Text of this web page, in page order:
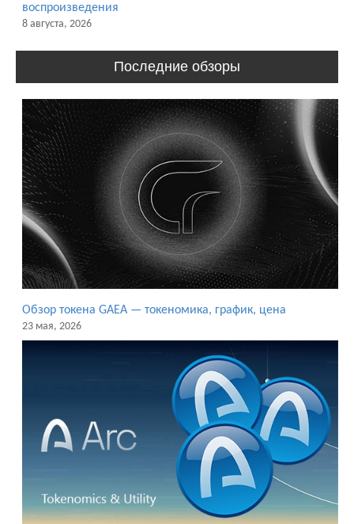
воспроизведения
8 августа, 2026
Последние обзоры
Обзор токена GAEA — токеномика, график, цена
23 мая, 2026